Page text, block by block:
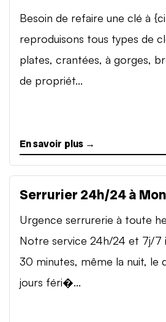
Besoin de refaire une clé à
reproduisons tous types de
plates, crantées, à gorges,
de propriét...
En savoir plus →
Serrurier 24h/24 à
Urgence serrurerie à toute
Notre service 24h/24 et 7j/7
30 minutes, même la nuit, le
jours féri�...